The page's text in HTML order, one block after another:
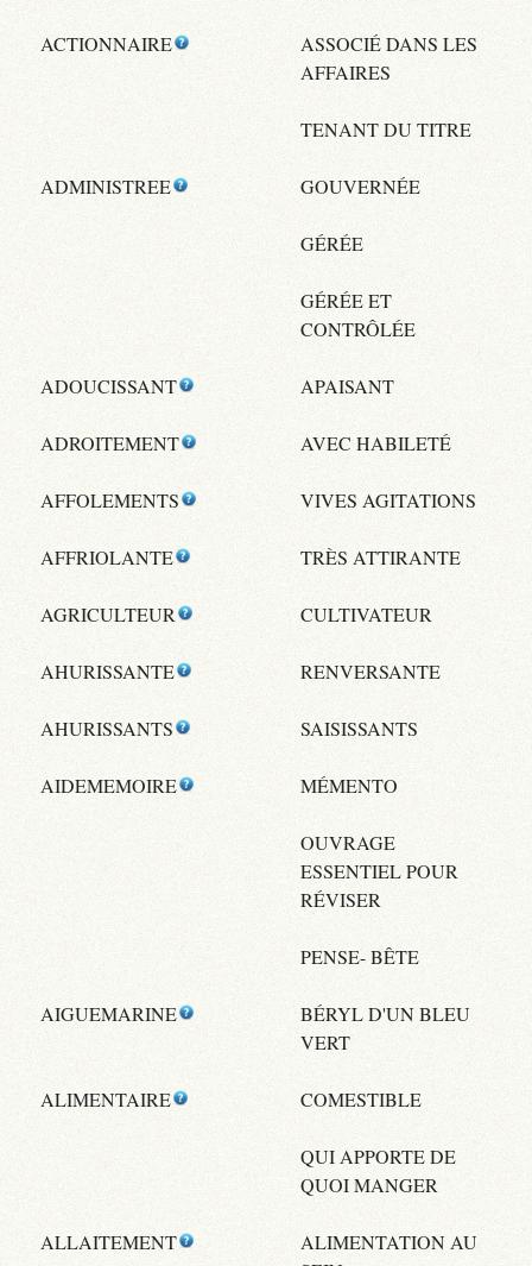
ACTIONNAIRE
ASSOCIÉ DANS LES
AFFAIRES
TENANT DU TITRE
ADMINISTREE GOUVERNÉE
GÉRÉE
GÉRÉE ET
CONTRÔLÉE
ADOUCISSANT APAISANT
ADROITEMENT AVEC HABILETÉ
AFFOLEMENTS VIVES AGITATIONS
AFFRIOLANTE TRÈS ATTIRANTE
AGRICULTEUR CULTIVATEUR
AHURISSANTE RENVERSANTE
AHURISSANTS SAISISSANTS
AIDEMEMOIRE MÉMENTO
OUVRAGE
ESSENTIEL POUR
RÉVISER
PENSE- BÊTE
AIGUEMARINE
BÉRYL D'UN BLEU
VERT
ALIMENTAIRE COMESTIBLE
QUI APPORTE DE
QUOI MANGER
ALLAITEMENT
ALIMENTATION AU